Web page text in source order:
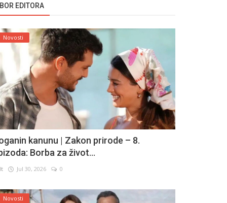
EDITORA
Novosti
kanunu | Zakon prirode – 8.
Borba za život...
Jul 30, 2026 0
Novosti